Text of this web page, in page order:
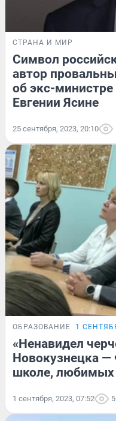
СТРАНА И МИР
Символ
автор
об экс-
Евгении Ясине
25 сентября, 2023, 20:10
ОБРАЗОВАНИЕ 1
«Ненавидел
Новокузнецка —
школе, любимых
1 сентября, 2023, 07:52